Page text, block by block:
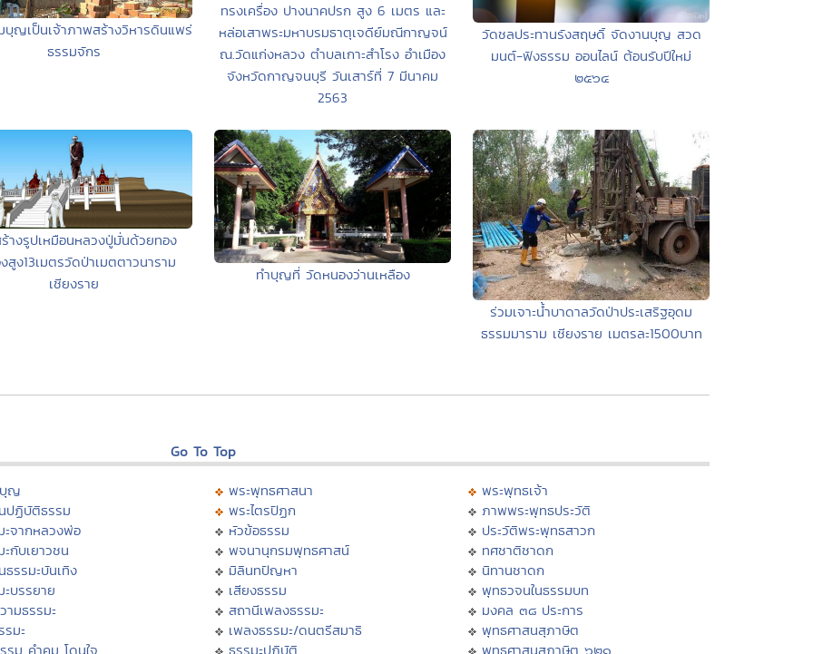
ญเป็นเจ้าภาพสร้างวิหารดินแพร่
ธรรมจักร
ทรงเครื่อง ปางนาคปรก สูง 6 เมตร และ
หล่อเสาพระมหาบรมธาตุเจดีย์มณีกาญจน์
ณ.วัดแก่งหลวง ตำบลเกาะสำโรง อำเมือง
จังหวัดกาญจนบุรี วันเสาร์ที่ 7 มีนาคม
2563
วัดชลประทานรังสฤษดิ์ จัดงานบุญ สวด
มนต์-ฟังธรรม ออนไลน์ ต้อนรับปีใหม่
๒๕๖๔
างรูปเหมือนหลวงปู่มั่นด้วยทอง
สูง13เมตรวัดป่าเมตตาวนาราม
เชียงราย
ทำบุญที่ วัดหนองว่านเหลือง
ร่วมเจาะน้ำบาดาลวัดป่าประเสริฐอุดม
ธรรมมาราม เชียงราย เมตรละ1500บาท
Go To Top
ญ
ปฏิบัติธรรม
ะจากหลวงพ่อ
ะกับเยาวชน
ธรรมะบันเทิง
ะบรรยาย
ามธรรมะ
รมะ
รม คำคม โดนใจ
พระพุทธศาสนา
พระไตรปิฏก
หัวข้อธรรม
พจนานุกรมพุทธศาสน์
มิลินทปัญหา
เสียงธรรม
สถานีเพลงธรรมะ
เพลงธรรมะ/ดนตรีสมาธิ
ธรรมะปฏิบัติ
พระพุทธเจ้า
ภาพพระพุทธประวัติ
ประวัติพระพุทธสาวก
ทศชาติชาดก
นิทานชาดก
พุทธวจนในธรรมบท
มงคล ๓๘ ประการ
พุทธศาสนสุภาษิต
พุทธศาสนสุภาษิต ๖๒๑